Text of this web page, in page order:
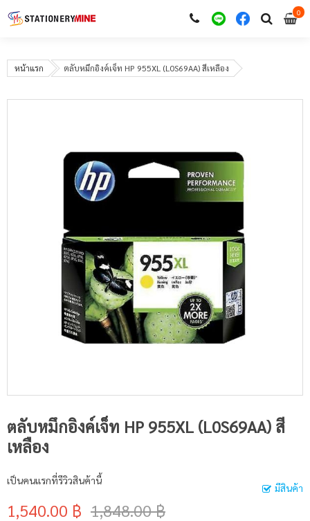
00
หน้าแรก ตลับหมึกอิงค์เจ็ท HP 955XL (L0S69AA) สีเหลือง
ตลับหมึกอิงค์เจ็ท HP 955XL (L0S69AA) สี
เหลือง
มีสินค้า
เป็นคนแรกที่รีวิวสินค้านี้
1,540.00 ฿ 1,848.00 ฿